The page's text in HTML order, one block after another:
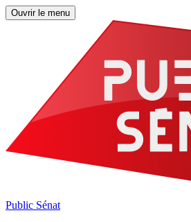
Ouvrir le menu
Public Sénat